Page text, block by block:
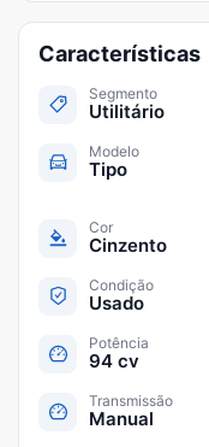
Características
Segmento
Utilitário
Modelo
Tipo
Cor
Cinzento
Condição
Usado
Potência
94 cv
Transmissão
Manual